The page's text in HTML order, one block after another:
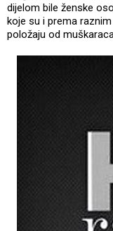
dijelom bile ženske
koje su i prema
položaju od